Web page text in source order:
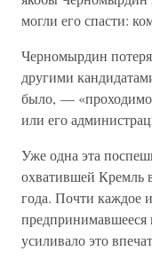
могли его спасти:
Черномырдин
другими
было, —
или его
Уже одна эта
охватившей Кремль
года. Почти каждое
предпринимавшееся
усиливало это